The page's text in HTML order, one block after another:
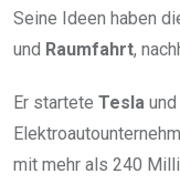
Seine Ideen haben
und Raumfahrt,
Er startete Tesla
mit mehr als 240